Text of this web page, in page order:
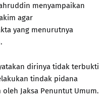
menyampaikan
agar
yang menurutnya
dirinya tidak terbukti
tindak pidana
Jaksa Penuntut Umum.